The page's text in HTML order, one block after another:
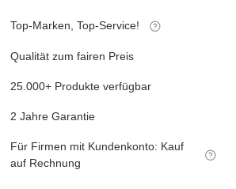
Top-Marken, Top-Service!
Qualität zum fairen Preis
25.000+ Produkte verfügbar
2 Jahre Garantie
Für Firmen mit Kundenkonto: Kauf
auf Rechnung